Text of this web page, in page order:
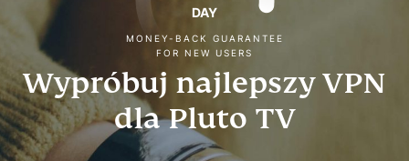
DAY
MONEY-BACK GUARANTEE
FOR NEW USERS
Wypróbuj najlepszy VPN
dla Pluto TV